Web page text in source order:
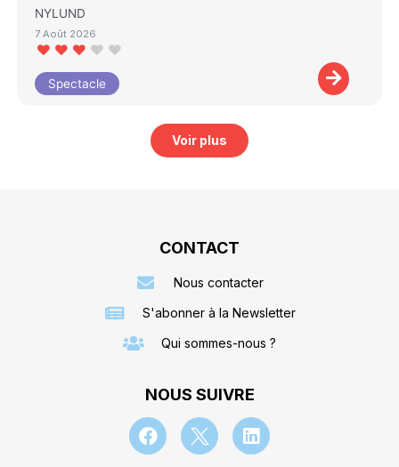
NYLUND
7 Août 2026
Spectacle
Voir plus
CONTACT
Nous contacter
S'abonner à la Newsletter
Qui sommes-nous ?
NOUS SUIVRE